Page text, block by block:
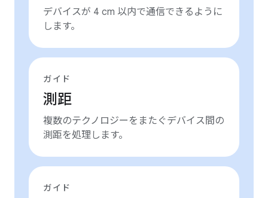
デバイスが 4 cm 以内で通信できるように
します。
ガイド
測距
複数のテクノロジーをまたぐデバイス間の
測距を処理します。
ガイド